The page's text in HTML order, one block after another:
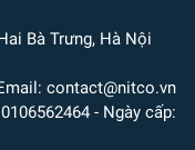
Bà Trưng, Hà Nội
contact@nitco.vn
- Ngày cấp: